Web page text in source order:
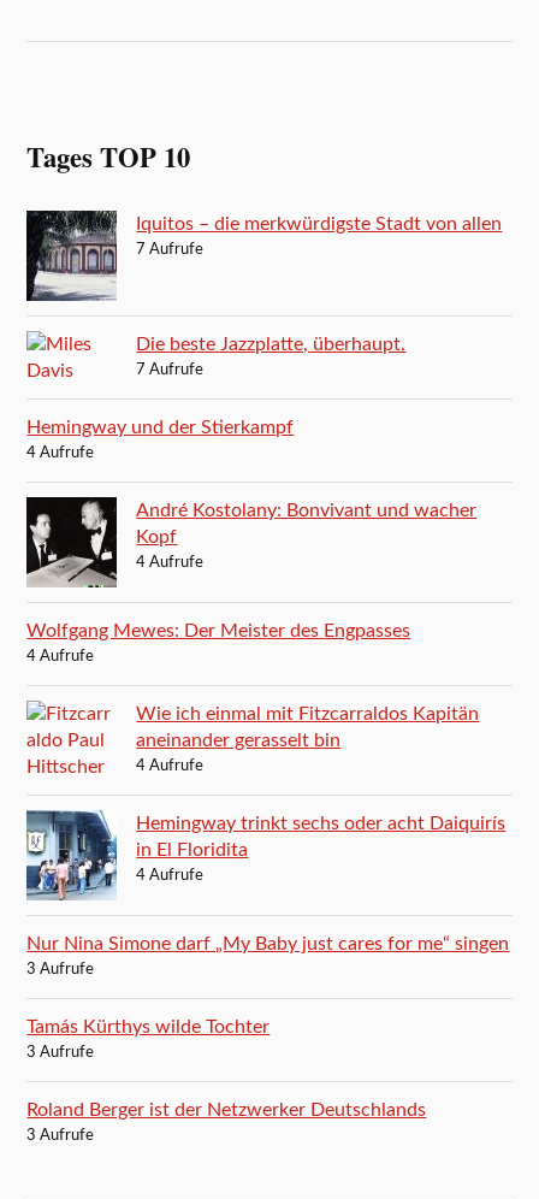
Tages TOP 10
Iquitos – die merkwürdigste Stadt von allen
7 Aufrufe
Die beste Jazzplatte, überhaupt.
7 Aufrufe
Hemingway und der Stierkampf
4 Aufrufe
André Kostolany: Bonvivant und wacher
Kopf
4 Aufrufe
Wolfgang Mewes: Der Meister des Engpasses
4 Aufrufe
Wie ich einmal mit Fitzcarraldos Kapitän
aneinander gerasselt bin
4 Aufrufe
Hemingway trinkt sechs oder acht Daiquirís
in El Floridita
4 Aufrufe
Nur Nina Simone darf „My Baby just cares for me“ singen
3 Aufrufe
Tamás Kürthys wilde Tochter
3 Aufrufe
Roland Berger ist der Netzwerker Deutschlands
3 Aufrufe